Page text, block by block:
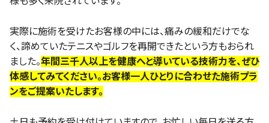
実際に施術を受けたお客様の中には、痛みの緩和だけでな
く、諦めていたテニスやゴルフを再開できたという方もおられ
ました。年間三千人以上を健康へと導いている技術力を、ぜひ
体感してみてください。お客様一人ひとりに合わせた施術プラ
ンをご提案いたします。